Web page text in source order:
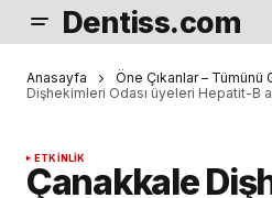
Dentiss.com
Anasayfa Öne Çıkanlar – Tümünü
Dişhekimleri Odası üyeleri Hepatit-B
ETKINLIK
Çanakkale